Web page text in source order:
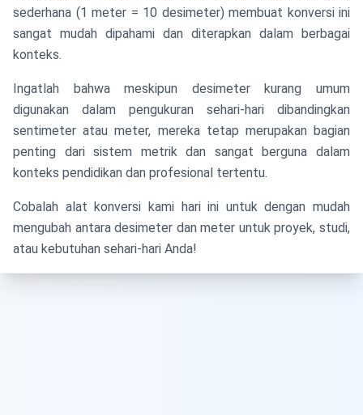
sederhana (1 meter = 10 desimeter) membuat konversi ini
sangat mudah dipahami dan diterapkan dalam berbagai
konteks.
Ingatlah bahwa meskipun desimeter kurang umum
digunakan dalam pengukuran sehari-hari dibandingkan
sentimeter atau meter, mereka tetap merupakan bagian
penting dari sistem metrik dan sangat berguna dalam
konteks pendidikan dan profesional tertentu.
Cobalah alat konversi kami hari ini untuk dengan mudah
mengubah antara desimeter dan meter untuk proyek, studi,
atau kebutuhan sehari-hari Anda!